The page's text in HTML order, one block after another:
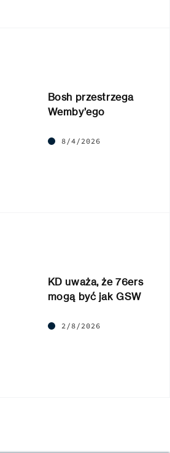
Bosh przestrzega
Wemby’ego
8/4/2026
KD uważa, że 76ers
mogą być jak GSW
2/8/2026